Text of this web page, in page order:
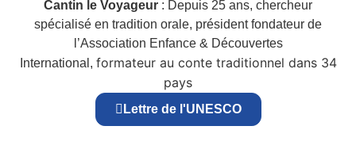
Cantin le Voyageur : Depuis 25 ans, chercheur
spécialisé en tradition orale, président fondateur de
l’Association Enfance & Découvertes
International, formateur au conte traditionnel dans 34
pays
Lettre de l'UNESCO